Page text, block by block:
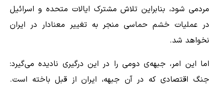
مردمی شود، بنابراین تلاش مشترک ایالات متحده و اسرائیل
در عملیات خشم حماسی منجر به تغییر معنادار در ایران
نخواهد شد.
اما این امر، جبهه‌ی دومی را در این درگیری نادیده می‌گیرد:
جنگ اقتصادی که در آن جبهه، ایران از قبل باخته است.